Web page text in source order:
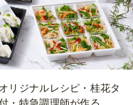
リジナルレシピ・桂花タ
・特急調理師が作る